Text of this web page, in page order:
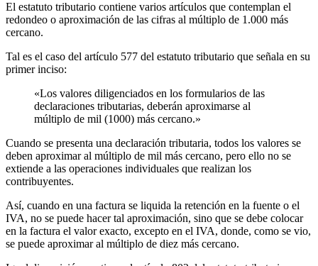
El estatuto tributario contiene varios artículos que contemplan el
redondeo o aproximación de las cifras al múltiplo de 1.000 más
cercano.
Tal es el caso del artículo 577 del estatuto tributario que señala en su
primer inciso:
«Los valores diligenciados en los formularios de las
declaraciones tributarias, deberán aproximarse al
múltiplo de mil (1000) más cercano.»
Cuando se presenta una declaración tributaria, todos los valores se
deben aproximar al múltiplo de mil más cercano, pero ello no se
extiende a las operaciones individuales que realizan los
contribuyentes.
Así, cuando en una factura se liquida la retención en la fuente o el
IVA, no se puede hacer tal aproximación, sino que se debe colocar
en la factura el valor exacto, excepto en el IVA, donde, como se vio,
se puede aproximar al múltiplo de diez más cercano.